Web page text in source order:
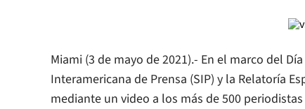
Miami (3 de mayo de 2021).- En el marco del
Interamericana de Prensa (SIP) y la Relatoría
mediante un video a los más de 500